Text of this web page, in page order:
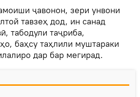
ҷавонон, зери унвони
тавзеҳ дод, ин санад
табодули таҷриба,
баҳсу таҳлили муштараки
дар бар мегирад.